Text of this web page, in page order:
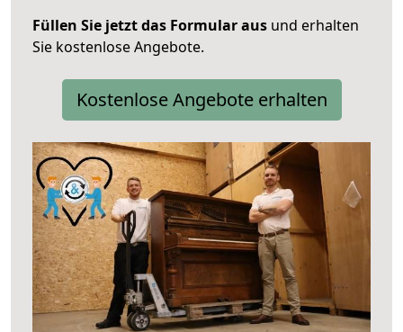
Füllen Sie jetzt das Formular aus und erhalten
Sie kostenlose Angebote.
Kostenlose Angebote erhalten